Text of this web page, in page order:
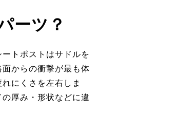
ーツ？
トポストはサドルを
からの衝撃が最も体
にくさを左右しま
厚み・形状などに違